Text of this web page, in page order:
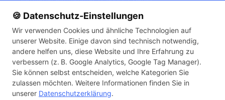
🍪 Datenschutz-Einstellungen
Wir verwenden Cookies und ähnliche Technologien auf
unserer Website. Einige davon sind technisch notwendig,
andere helfen uns, diese Website und Ihre Erfahrung zu
verbessern (z. B. Google Analytics, Google Tag Manager).
Sie können selbst entscheiden, welche Kategorien Sie
zulassen möchten. Weitere Informationen finden Sie in
unserer Datenschutzerklärung.
99,00 €
← 1 2 3 … 142 →
Artikel pro Seite